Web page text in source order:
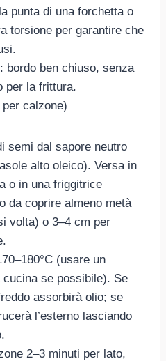
punta di una forchetta o
torsione per garantire che
bordo ben chiuso, senza
per la frittura.
calzone)
semi dal sapore neutro
alto oleico). Versa in
o in una friggitrice
da coprire almeno metà
volta) o 3–4 cm per
(usare un
cucina se possibile). Se
assorbirà olio; se
l’esterno lasciando
2–3 minuti per lato,